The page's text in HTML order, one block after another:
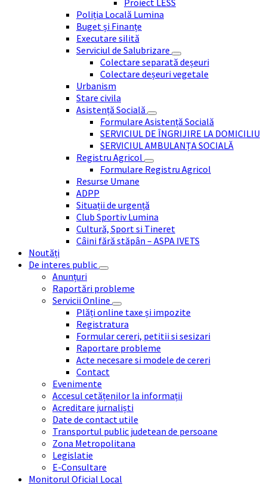
Poliția Locală Lumina
Buget și Finanțe
Executare silită
Serviciul de Salubrizare
Colectare separată deșeuri
Colectare deșeuri vegetale
Urbanism
Stare civila
Asistență Socială
Formulare Asistență Socială
SERVICIUL DE ÎNGRIJIRE LA DOMICILIU
SERVICIUL AMBULANȚA SOCIALĂ
Registru Agricol
Formulare Registru Agricol
Resurse Umane
ADPP
Situații de urgență
Club Sportiv Lumina
Cultură, Sport si Tineret
Câini fără stăpân – ASPA IVETS
Noutăți
De interes public
Anunțuri
Raportări probleme
Servicii Online
Plăți online taxe și impozite
Registratura
Formular cereri, petitii si sesizari
Raportare probleme
Acte necesare si modele de cereri
Contact
Evenimente
Accesul cetățenilor la informații
Acreditare jurnaliști
Date de contact utile
Transportul public judetean de persoane
Zona Metropolitana
Legislatie
E-Consultare
Monitorul Oficial Local